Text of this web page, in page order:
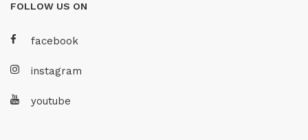
FOLLOW US ON
facebook
instagram
youtube